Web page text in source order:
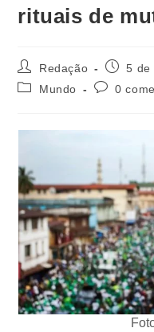
rituais de
Redação
5 de
Mundo
0